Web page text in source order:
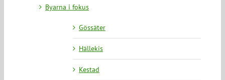
Byarna i fokus
Gössäter
Hällekis
Kestad